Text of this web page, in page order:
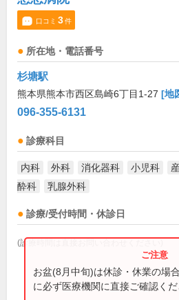
口コミ 3件
所在地・電話番号
杉塘駅
熊本県熊本市西区島崎6丁目1-27 [地
096-355-6131
診療科目
内科 外科 消化器科 小児科
酔科
乳腺外科
診療/受付時間・休診日
(診療時間は直接お問い合わせください)
お盆(8月中旬)は休診・休業の場
に必ず医療機関に直接ご確認くだ